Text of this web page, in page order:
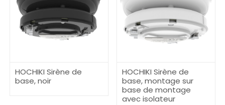
HOCHIKI Sirène de
base, noir
HOCHIKI Sirène de
base, montage sur
base de montage
avec isolateur